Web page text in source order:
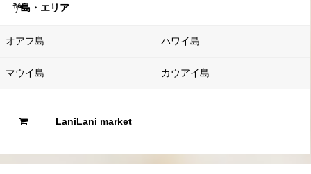
島・エリア
オアフ島 ハワイ島
マウイ島 カウアイ島
LaniLani market